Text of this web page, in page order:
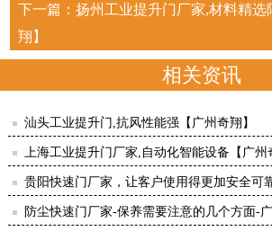
下一篇： 扬州工业提升门厂家,材料精选
翔】
相关资讯
汕头工业提升门,抗风性能强【广州奇翔】
上海工业提升门厂家,自动化智能设备【广州
贵阳快速门厂家，让客户使用得更加安全可
奇翔】
防尘快速门厂家-保养需要注意的几个方面-